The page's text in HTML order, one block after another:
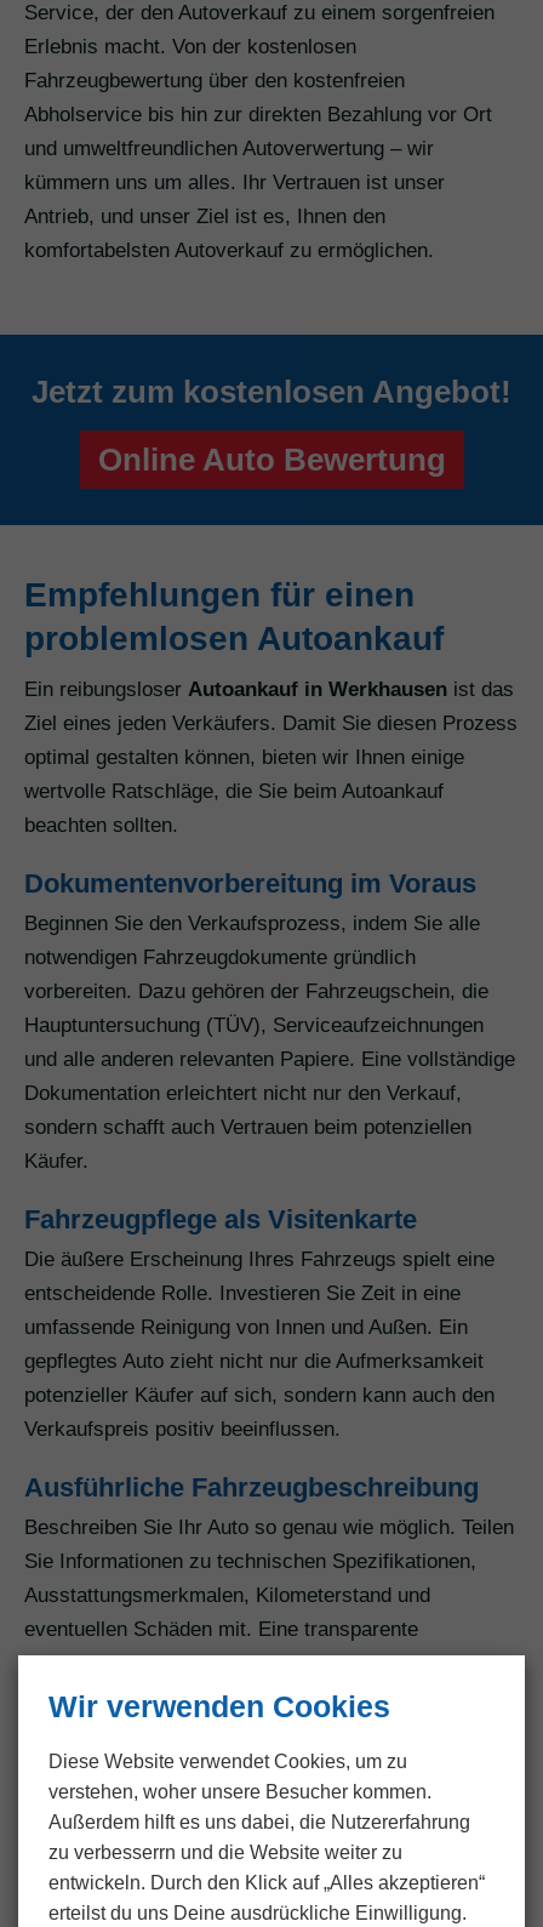
Service, der den Autoverkauf zu einem sorgenfreien
Erlebnis macht. Von der kostenlosen
Fahrzeugbewertung über den kostenfreien
Abholservice bis hin zur direkten Bezahlung vor Ort
und umweltfreundlichen Autoverwertung – wir
kümmern uns um alles. Ihr Vertrauen ist unser
Antrieb, und unser Ziel ist es, Ihnen den
komfortabelsten Autoverkauf zu ermöglichen.
Jetzt zum kostenlosen Angebot!
Online Auto Bewertung
Empfehlungen für einen
problemlosen Autoankauf
Ein reibungsloser Autoankauf in Werkhausen ist das
Ziel eines jeden Verkäufers. Damit Sie diesen Prozess
optimal gestalten können, bieten wir Ihnen einige
wertvolle Ratschläge, die Sie beim Autoankauf
beachten sollten.
Dokumentenvorbereitung im Voraus
Beginnen Sie den Verkaufsprozess, indem Sie alle
notwendigen Fahrzeugdokumente gründlich
vorbereiten. Dazu gehören der Fahrzeugschein, die
Hauptuntersuchung (TÜV), Serviceaufzeichnungen
und alle anderen relevanten Papiere. Eine vollständige
Dokumentation erleichtert nicht nur den Verkauf,
sondern schafft auch Vertrauen beim potenziellen
Käufer.
Fahrzeugpflege als Visitenkarte
Die äußere Erscheinung Ihres Fahrzeugs spielt eine
entscheidende Rolle. Investieren Sie Zeit in eine
umfassende Reinigung von Innen und Außen. Ein
gepflegtes Auto zieht nicht nur die Aufmerksamkeit
potenzieller Käufer auf sich, sondern kann auch den
Verkaufspreis positiv beeinflussen.
Ausführliche Fahrzeugbeschreibung
Beschreiben Sie Ihr Auto so genau wie möglich. Teilen
Sie Informationen zu technischen Spezifikationen,
Ausstattungsmerkmalen, Kilometerstand und
eventuellen Schäden mit. Eine transparente
Beschreibung ist von großer Bedeutung, um das
Vertrauen der Käufer zu gewinnen.
Effiziente Nutzung unseres Online-
Formulars
Um den Verkaufsprozess zu vereinfachen, nutzen Sie
unser Online-Formular auf der Website. Hier können
Sie alle relevanten Informationen zu Ihrem Fahrzeug
Wir verwenden Cookies
Diese Website verwendet Cookies, um zu
verstehen, woher unsere Besucher kommen.
Außerdem hilft es uns dabei, die Nutzer­erfahrung
zu verbesserrn und die Website weiter zu
entwickeln. Durch den Klick auf „Alles akzeptieren“
erteilst du uns Deine ausdrückliche Einwilligung.